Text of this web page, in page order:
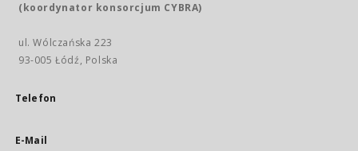
(koordynator konsorcjum CYBRA)
ul. Wólczańska 223
93-005 Łódź, Polska
Telefon
E-Mail